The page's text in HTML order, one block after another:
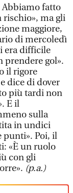
fatto
rischio», ma gli
maggiore,
di mercoledì
era difficile
prendere gol».
il rigore
dice di dover
più tardi non
E il
sulla
in undici
punti». Poi, il
«È un ruolo
con gli
(p.a.)